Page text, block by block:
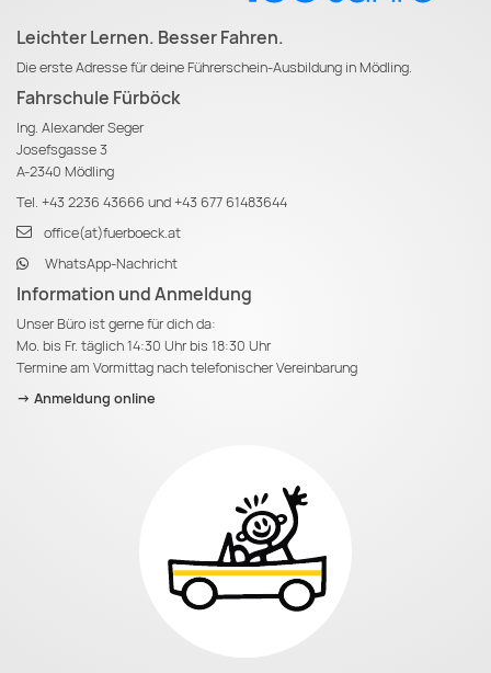
Leichter Lernen. Besser Fahren.
Die erste Adresse für deine Führerschein-Ausbildung in Mödling.
Fahrschule Fürböck
Ing. Alexander Seger
Josefsgasse 3
A-2340 Mödling
Tel. +43 2236 43666 und+43 677 61483644
office(at)fuerboeck.at
WhatsApp-Nachricht
Information und Anmeldung
Unser Büro ist gerne für dich da:
Mo. bis Fr. täglich 14:30 Uhr bis 18:30 Uhr
Termine am Vormittag nach telefonischer Vereinbarung
-> Anmeldung online